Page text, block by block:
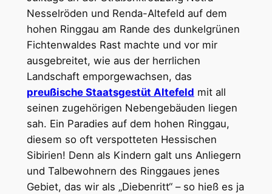
Nesselröden und Renda-Altefeld auf dem
hohen Ringgau am Rande des dunkelgrünen
Fichtenwaldes Rast machte und vor mir
ausgebreitet, wie aus der herrlichen
Landschaft emporgewachsen, das
preußische Staatsgestüt Altefeld mit all
seinen zugehörigen Nebengebäuden liegen
sah. Ein Paradies auf dem hohen Ringgau,
diesem so oft verspotteten Hessischen
Sibirien! Denn als Kindern galt uns Anliegern
und Talbewohnern des Ringgaues jenes
Gebiet, das wir als „Diebenritt“ – so hieß es ja